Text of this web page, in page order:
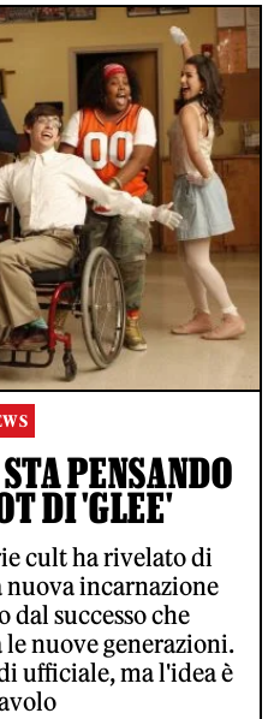
PENSANDO
DI 'GLEE'
cult ha rivelato di
incarnazione
dal successo che
nuove generazioni.
ufficiale, ma l'idea è